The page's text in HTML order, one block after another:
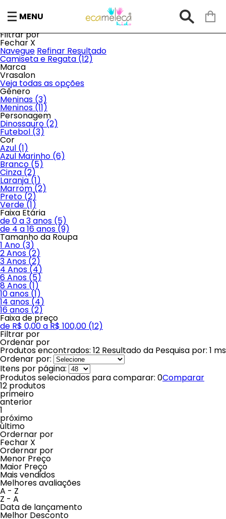
MENU
Roupas Infantil Camiseta e Regata Vrasalon
Filtrar por
Fechar X
Navegue Refinar Resultado
Camiseta e Regata (12)
Marca
Vrasalon
Veja todas as opções
Gênero
Meninas (3)
Meninos (11)
Personagem
Dinossauro (2)
Futebol (3)
Cor
Azul (1)
Azul Marinho (6)
Branco (5)
Cinza (2)
Laranja (1)
Marrom (2)
Preto (2)
Verde (1)
Faixa Etária
de 0 a 3 anos (5)
de 4 a 16 anos (9)
Tamanho da Roupa
1 Ano (3)
2 Anos (2)
3 Anos (2)
4 Anos (4)
6 Anos (5)
8 Anos (1)
10 anos (1)
14 anos (4)
16 anos (2)
Faixa de preço
de R$ 0,00 a R$ 100,00 (12)
Filtrar por
Ordenar por
Produtos encontrados: 12 Resultado da Pesquisa por: 1 ms
Ordenar por:
Itens por página:
Produtos selecionados para comparar: 0Comparar
12 produtos
primeiro
anterior
1
próximo
último
Ordernar por
Fechar X
Ordernar por
Menor Preço
Maior Preço
Mais vendidos
Melhores avaliações
A - Z
Z - A
Data de lançamento
Melhor Desconto